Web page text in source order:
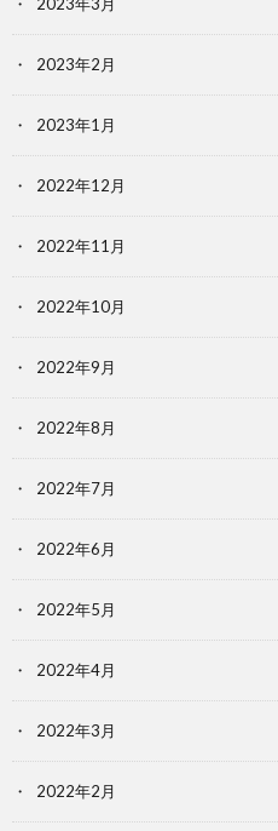
2023年2月
2023年1月
2022年12月
2022年11月
2022年10月
2022年9月
2022年8月
2022年7月
2022年6月
2022年5月
2022年4月
2022年3月
2022年2月